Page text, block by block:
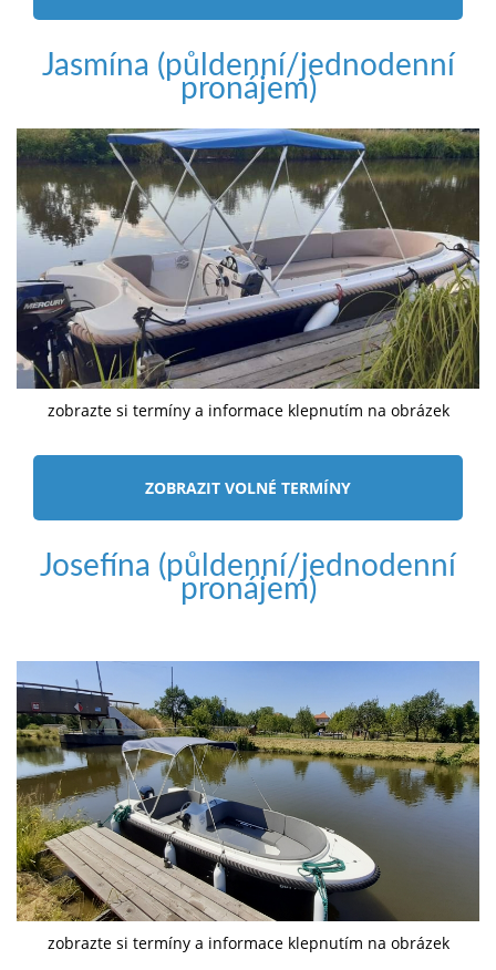
Jasmína (půldenní/jednodenní
pronájem)
zobrazte si termíny a informace klepnutím na obrázek
ZOBRAZIT VOLNÉ TERMÍNY
Josefína (půldenní/jednodenní
pronájem)
zobrazte si termíny a informace klepnutím na obrázek